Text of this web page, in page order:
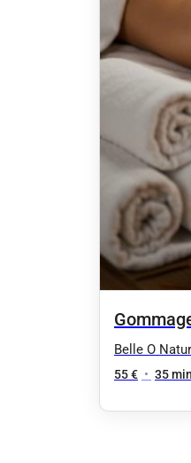
Huiles
Belle O
55 € • 35 min